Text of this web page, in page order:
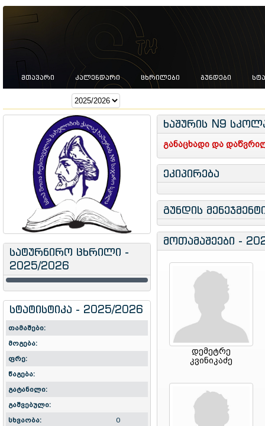
ᲛᲗᲐᲕᲐᲠᲘ ᲙᲐᲚᲔᲜᲓᲐᲠᲘ ᲪᲮᲠᲘᲚᲔᲑᲘ ᲒᲣᲜᲓᲔᲑᲘ
სატურნირო ცხრილი -
2025/2026
სტატისტიკა - 2025/2026
თამაშები:
მოგება:
ფრე:
წაგება:
გატანილი:
გაშვებული:
სხვაობა:
0
ხაშურის N9
განაცხადი და
ეკიპირება
გუნდის
მოთამაშეები -
დემეტრე
კვინიკაძე